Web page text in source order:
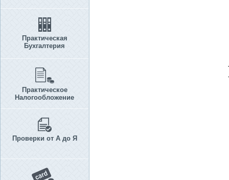
Практическая
Бухгалтерия
Практическое
Налогообложение
Проверки от А до Я